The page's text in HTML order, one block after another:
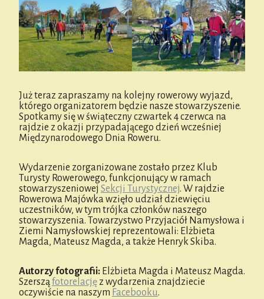
Już teraz zapraszamy na kolejny rowerowy wyjazd,
którego organizatorem będzie nasze stowarzyszenie.
Spotkamy się w świąteczny czwartek 4 czerwca na
rajdzie z okazji przypadającego dzień wcześniej
Międzynarodowego Dnia Roweru.
Wydarzenie zorganizowane zostało przez Klub
Turysty Rowerowego, funkcjonujący w ramach
stowarzyszeniowej Sekcji Turystycznej. W rajdzie
Rowerowa Majówka wzięło udział dziewięciu
uczestników, w tym trójka członków naszego
stowarzyszenia. Towarzystwo Przyjaciół Namysłowa i
Ziemi Namysłowskiej reprezentowali: Elżbieta
Magda, Mateusz Magda, a także Henryk Skiba.
Autorzy fotografii: Elżbieta Magda i Mateusz Magda.
Szersząfotorelację z wydarzenia znajdziecie
oczywiście na naszym Facebooku.